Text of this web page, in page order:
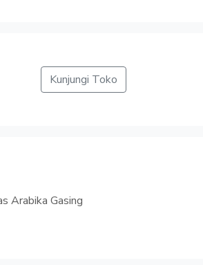
Kunjungi Toko
Arabika Gasing